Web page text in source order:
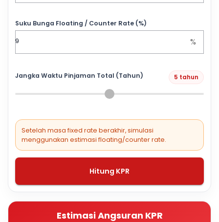
Suku Bunga Floating / Counter Rate (%)
%
Jangka Waktu Pinjaman Total (Tahun) 5 tahun
Setelah masa fixed rate berakhir, simulasi
menggunakan estimasi floating/counter rate.
Hitung KPR
Estimasi Angsuran KPR